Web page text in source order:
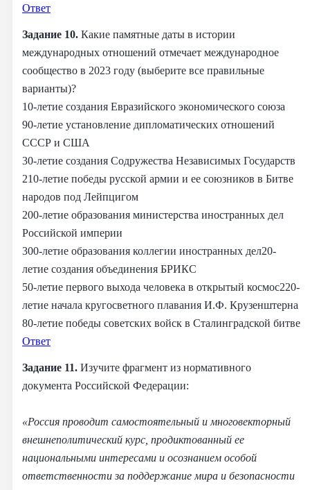
Ответ
Задание 10. Какие памятные даты в истории
международных отношений отмечает международное
сообщество в 2023 году (выберите все правильные
варианты)?
10-летие создания Евразийского экономического союза
90-летие установление дипломатических отношений
СССР и США
30-летие создания Содружества Независимых Государств
210-летие победы русской армии и ее союзников в Битве
народов под Лейпцигом
200-летие образования министерства иностранных дел
Российской империи
300-летие образования коллегии иностранных дел20-
летие создания объединения БРИКС
50-летие первого выхода человека в открытый космос220-
летие начала кругосветного плавания И.Ф. Крузенштерна
80-летие победы советских войск в Сталинградской битве
Ответ
Задание 11. Изучите фрагмент из нормативного
документа Российской Федерации:
«Россия проводит самостоятельный и многовекторный
внешнеполитический курс, продиктованный ее
национальными интересами и осознанием особой
ответственности за поддержание мира и безопасности